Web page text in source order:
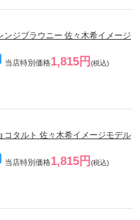
ンジブラウニー 佐々木希イメージ
当店特別価格1,815円 (税込)
コタルト 佐々木希イメージモデル
当店特別価格1,815円 (税込)